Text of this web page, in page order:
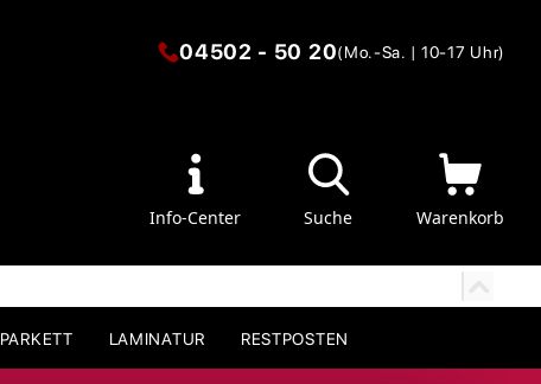
04502 - 50 20(Mo.-Sa. | 10-17 Uhr)
Info-Center Suche Warenkorb
PARKETT LAMINATUR RESTPOSTEN